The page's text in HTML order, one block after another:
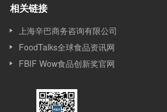
相关链接
上海辛巴商务咨询有限公司
FoodTalks全球食品资讯网
FBIF Wow食品创新奖官网